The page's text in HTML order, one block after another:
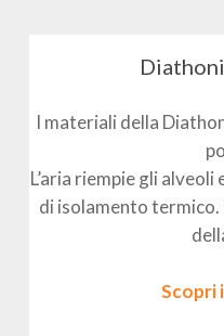
I materiali della
L’aria riempie gli alveoli
di isolamento
Scopri